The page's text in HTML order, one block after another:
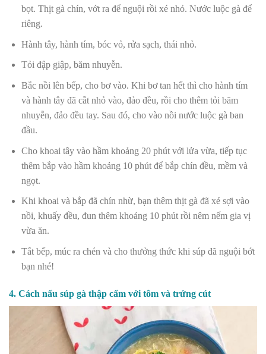
bọt. Thịt gà chín, vớt ra để nguội rồi xé nhỏ. Nước luộc gà để
riêng.
Hành tây, hành tím, bóc vỏ, rửa sạch, thái nhỏ.
Tỏi đập giập, băm nhuyễn.
Bắc nồi lên bếp, cho bơ vào. Khi bơ tan hết thì cho hành tím
và hành tây đã cắt nhỏ vào, đảo đều, rồi cho thêm tỏi băm
nhuyễn, đảo đều tay. Sau đó, cho vào nồi nước luộc gà ban
đầu.
Cho khoai tây vào hầm khoảng 20 phút với lửa vừa, tiếp tục
thêm bắp vào hầm khoảng 10 phút để bắp chín đều, mềm và
ngọt.
Khi khoai và bắp đã chín nhừ, bạn thêm thịt gà đã xé sợi vào
nồi, khuấy đều, đun thêm khoảng 10 phút rồi nêm nếm gia vị
vừa ăn.
Tắt bếp, múc ra chén và cho thưởng thức khi súp đã nguội bớt
bạn nhé!
4. Cách nấu súp gà thập cẩm với tôm và trứng cút